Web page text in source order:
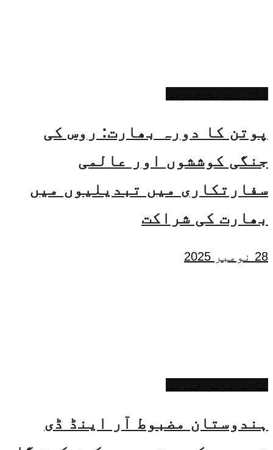
پوتن کا دورہ بھارت: روس کی
جنگی کوششوں اور عالمی
سفارتکاری میں تبدیلیوں میں
بھارت کی شراکت
28 نومبر 2025
ہندوستان مضبوط آر اینڈ ڈی